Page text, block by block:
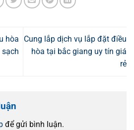
hòa
Cung lắp dịch vụ lắp đặt điều
hòa tại bắc giang uy tín giá
rẻ
để gửi bình luận.